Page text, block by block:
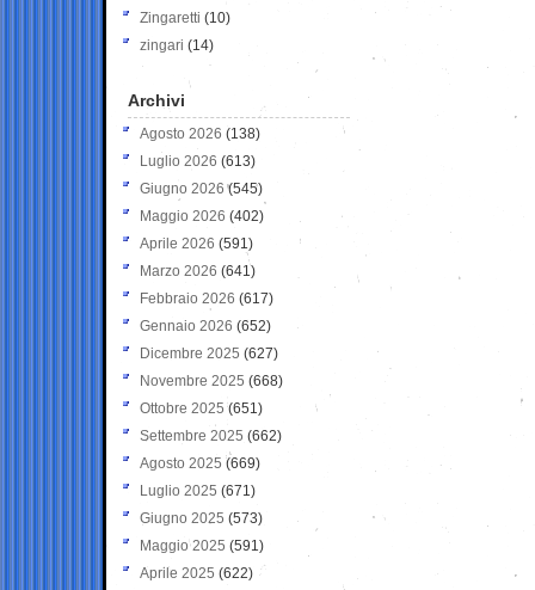
Zingaretti (10)
zingari (14)
Archivi
Agosto 2026 (138)
Luglio 2026 (613)
Giugno 2026 (545)
Maggio 2026 (402)
Aprile 2026 (591)
Marzo 2026 (641)
Febbraio 2026 (617)
Gennaio 2026 (652)
Dicembre 2025 (627)
Novembre 2025 (668)
Ottobre 2025 (651)
Settembre 2025 (662)
Agosto 2025 (669)
Luglio 2025 (671)
Giugno 2025 (573)
Maggio 2025 (591)
Aprile 2025 (622)